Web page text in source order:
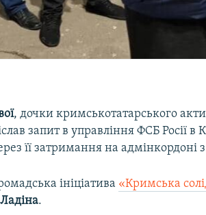
, дочки кримськотатарського
запит в управління ФСБ Росії в
її затримання на адмінкордоні
ініціатива «Кримська
.